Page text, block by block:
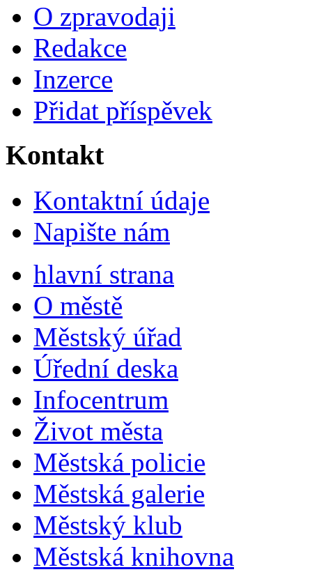
O zpravodaji
Redakce
Inzerce
Přidat příspěvek
Kontakt
Kontaktní údaje
Napište nám
hlavní strana
O městě
Městský úřad
Úřední deska
Infocentrum
Život města
Městská policie
Městská galerie
Městský klub
Městská knihovna